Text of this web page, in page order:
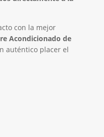
con la mejor
Acondicionado de
auténtico placer el